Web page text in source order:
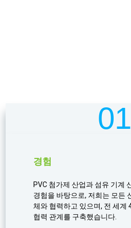
01
경험
PVC 첨가제 산업과 섬유 기계
경험을 바탕으로, 저희는 모든
체와 협력하고 있으며, 전 세계
협력 관계를 구축했습니다.